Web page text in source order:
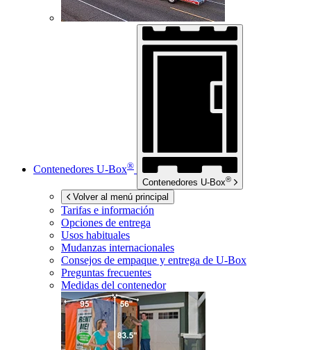
Contenedores U-Box®
Contenedores U-Box®
Volver al menú principal
Tarifas e información
Opciones de entrega
Usos habituales
Mudanzas internacionales
Consejos de empaque y entrega de U-Box
Preguntas frecuentes
Medidas del contenedor